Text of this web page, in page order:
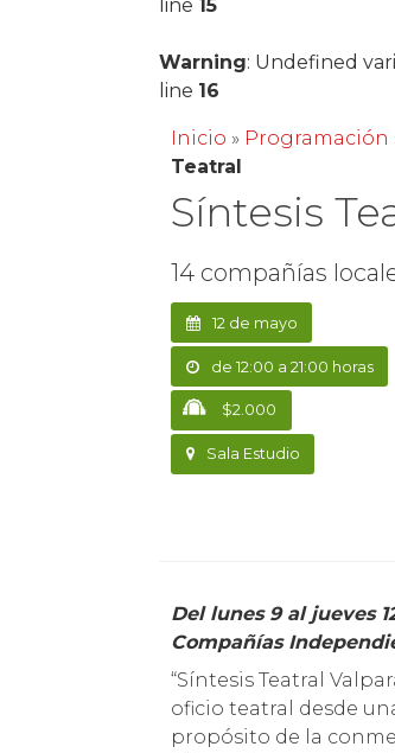
line 15
Warning: Undefined
line 16
Inicio » Programación
Teatral
Síntesis
14 compañías
12 de mayo
de 12:00 a 21:00 horas
$2.000
Sala Estudio
Del lunes 9 al jueves 12 de mayo, organiza Laboratorio Anatomía Teatral y participan
Compañías
“Síntesis Teatral
oficio teatral desde
propósito de la